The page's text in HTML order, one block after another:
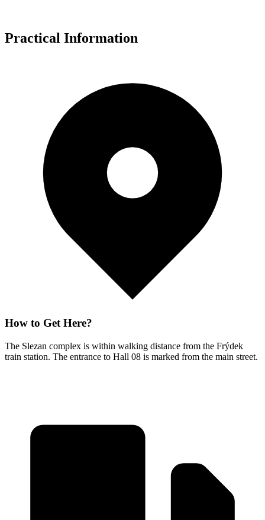
Practical Information
How to Get Here?
The Slezan complex is within walking distance from the Frýdek
train station. The entrance to Hall 08 is marked from the main street.